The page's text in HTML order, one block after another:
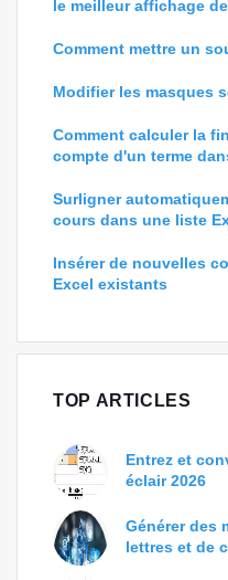
le meilleur affichage
Comment mettre un
Modifier les masques
Comment calculer la
compte d'un terme
Surligner
cours dans une liste
Insérer de nouvelles
Excel existants
TOP ARTICLES
Entrez et
éclair 2026
Générer des
lettres et de